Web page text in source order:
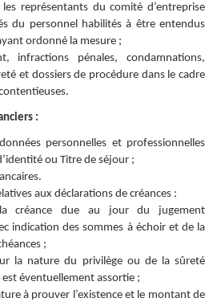
représentants du comité d’entreprise
du personnel habilités à être entendus
ordonné la mesure ;
infractions pénales, condamnations,
et dossiers de procédure dans le cadre
:
personnelles et professionnelles
ou Titre de séjour ;
aux déclarations de créances :
créance due au jour du jugement
indication des sommes à échoir et de la
;
la nature du privilège ou de la sûreté
éventuellement assortie ;
à prouver l’existence et le montant de